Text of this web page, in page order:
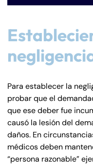
Para establecer la
probar que el
que ese deber fue
causó la lesión del
daños. En
médicos deben
“persona razonable”